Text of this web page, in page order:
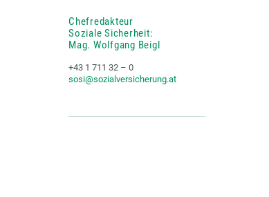
Chefredakteur
Soziale Sicherheit:
Mag. Wolfgang Beigl
+43 1 711 32 – 0
sosi@sozialversicherung.at